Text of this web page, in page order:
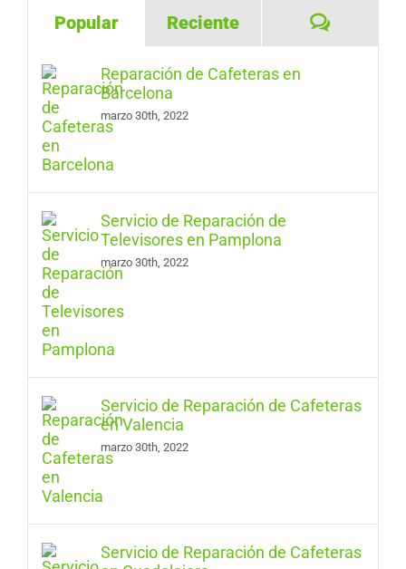
Popular Reciente
Reparación de Cafeteras en
Barcelona
marzo 30th, 2022
Servicio de Reparación de
Televisores en Pamplona
marzo 30th, 2022
Servicio de Reparación de Cafeteras
en Valencia
marzo 30th, 2022
Servicio de Reparación de Cafeteras